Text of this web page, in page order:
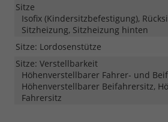
Sitze
Isofix (Kindersitzbefestigung),
Sitzheizung, Sitzheizung hinten
Sitze: Lordosenstütze
Sitze: Verstellbarkeit
Höhenverstellbarer Fahrer- und
Höhenverstellbarer Beifahrersitz,
Fahrersitz